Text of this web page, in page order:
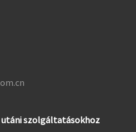
utáni szolgáltatásokhoz